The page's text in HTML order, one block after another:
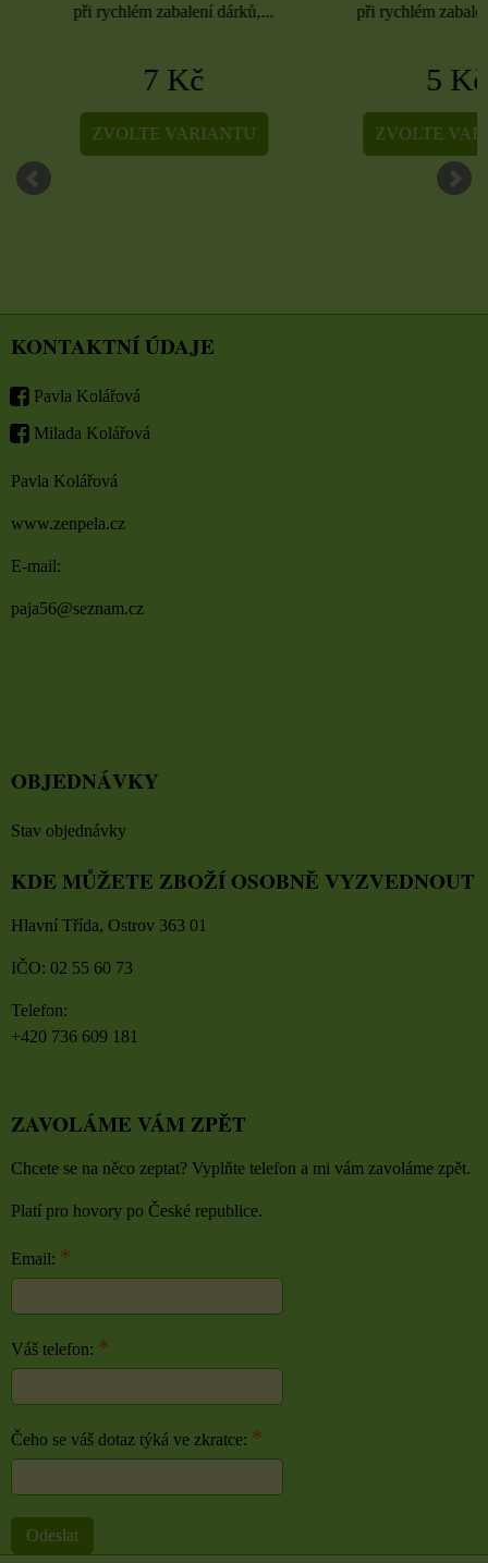
při rychlém zabalení dárků,...
7 Kč
ZVOLTE VARIANTU
při rychlém zabalení
5 Kč
ZVOLTE
KONTAKTNÍ ÚDAJE
Pavla Kolářová
Milada Kolářová
Pavla Kolářová
www.zenpela.cz
E-mail:
paja56@seznam.cz
OBJEDNÁVKY
Stav objednávky
KDE MŮŽETE ZBOŽÍ OSOBNĚ VYZVEDNOUT
Hlavní Třída, Ostrov 363 01
IČO: 02 55 60 73
Telefon:
+420 736 609 181
ZAVOLÁME VÁM ZPĚT
Chcete se na něco zeptat? Vyplňte telefon a mi vám zavoláme zpět.
Platí pro hovory po České republice.
Email: *
Váš telefon: *
Čeho se váš dotaz týká ve zkratce: *
Odeslat